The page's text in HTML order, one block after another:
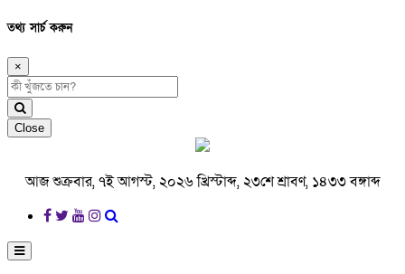
তথ্য সার্চ করুন
×
Close
আজ শুক্রবার, ৭ই আগস্ট, ২০২৬ খ্রিস্টাব্দ, ২৩শে শ্রাবণ, ১৪৩৩ বঙ্গাব্দ